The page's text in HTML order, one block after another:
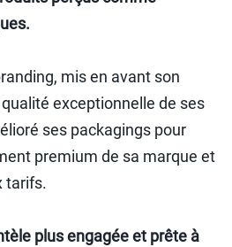
mis en avant son
exceptionnelle de ses
ses packagings pour
premium de sa marque et
tarifs.
plus engagée et prête à